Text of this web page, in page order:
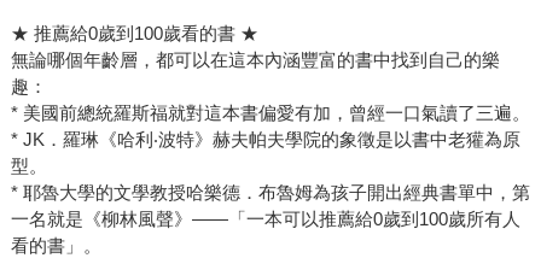
★ 推薦給0歲到100歲看的書 ★
無論哪個年齡層，都可以在這本內涵豐富的書中找到自己的樂
趣：
* 美國前總統羅斯福就對這本書偏愛有加，曾經一口氣讀了三遍。
* JK．羅琳《哈利‧波特》赫夫帕夫學院的象徵是以書中老獾為原
型。
* 耶魯大學的文學教授哈樂德．布魯姆為孩子開出經典書單中，第
一名就是《柳林風聲》——「一本可以推薦給0歲到100歲所有人
看的書」。